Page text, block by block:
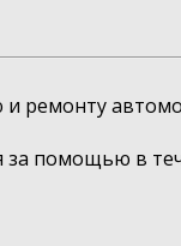
ремонту
помощью в